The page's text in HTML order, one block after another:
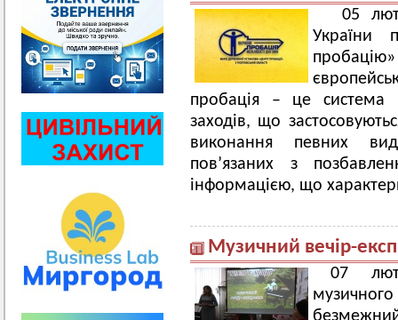
05
України
пробація – це система
заходів, що
виконання певних
пов’язаних з
інформацією, що
Музичний вечір-
07